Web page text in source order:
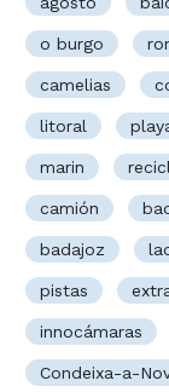
o burgo
camelias
litoral
marin
camión
badajoz
pistas
innocámaras
Condeixa-a-